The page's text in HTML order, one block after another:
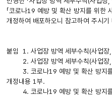
「코로나19 예방 및 확산 방지를 위한
개정하여 배포하오니 참고하여 주시기
붙임 1. 사업장 방역 세부수칙(사업
2. 사업장 방역 세부수칙(사업장,
3. 코로나19 예방 및 확산 방지를
개정내용 1부.
4. 코로나19 예방 및 확산 방지를